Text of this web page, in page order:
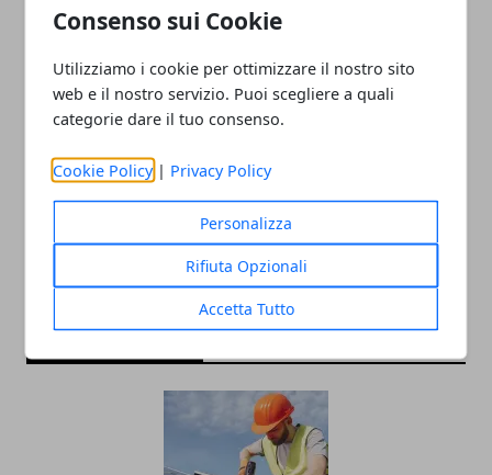
Consenso sui Cookie
Utilizziamo i cookie per ottimizzare il nostro sito
web e il nostro servizio. Puoi scegliere a quali
categorie dare il tuo consenso.
Cookie Policy | Privacy Policy
Personalizza
Rifiuta Opzionali
Accetta Tutto